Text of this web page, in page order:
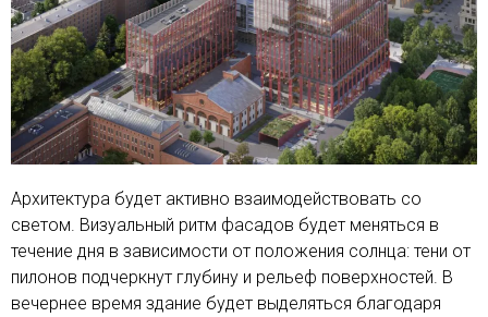
Архитектура будет активно взаимодействовать со
светом. Визуальный ритм фасадов будет меняться в
течение дня в зависимости от положения солнца: тени от
пилонов подчеркнут глубину и рельеф поверхностей. В
вечернее время здание будет выделяться благодаря